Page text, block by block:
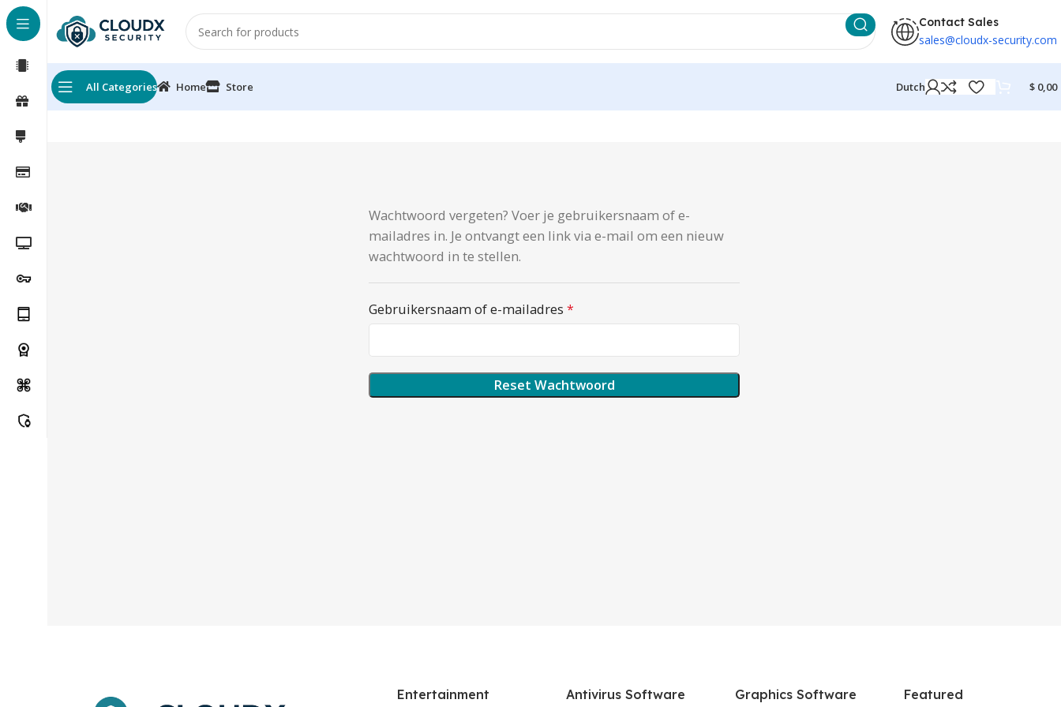
Contact Sales
sales@cloudx-security.com
All Categories Home Store Dutch $ 0,00
Wachtwoord vergeten? Voer je gebruikersnaam of e-
mailadres in. Je ontvangt een link via e-mail om een nieuw
wachtwoord in te stellen.
Gebruikersnaam of e-mailadres *
Reset Wachtwoord
Entertainment Antivirus Software Graphics Software Featured